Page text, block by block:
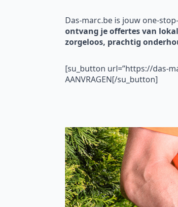
Das-marc.be is jouw one-
ontvang je offertes van
zorgeloos, prachtig
[su_button url=”https://das-
AANVRAGEN[/su_button]